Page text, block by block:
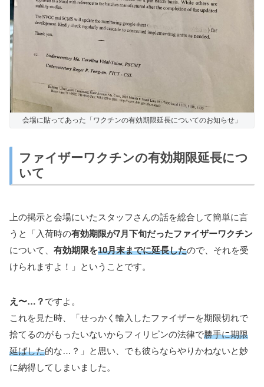
会場に貼ってあった「ワクチンの有効期限延長についてのお知らせ」
ファイザーワクチンの有効期限延長につ
いて
上の掲示と会場にいたスタッフさんの話を総合して簡単に言
うと「入荷時の有効期限が7月下旬だったファイザーワクチン
について、 有効期限を10月末までに延長したので、それを受
けられますよ！」ということです。
え〜…？ ですよ。
これを見た時、「せっかく輸入したファイザーを期限切れで
捨てるのがもったいないからフィリピンの法律で勝手に期限
延ばした的な…？」と思い、でも彼らならやりかねないと妙
に納得してしまいました。